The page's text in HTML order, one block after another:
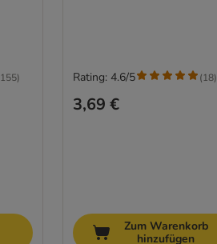
)
3,69 €
Rating: 4.6/5 (18)
Zum Warenkorb
hinzufügen